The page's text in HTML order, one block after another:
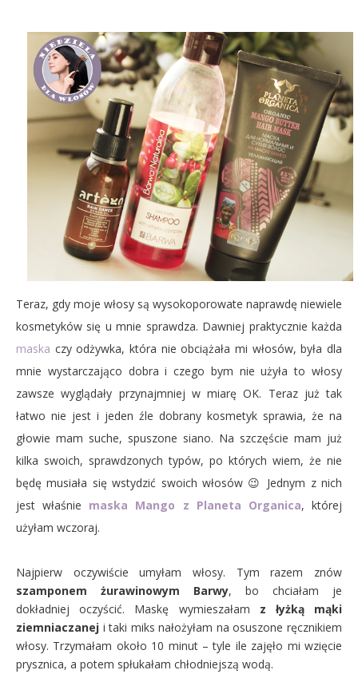
Teraz, gdy moje włosy są wysokoporowate naprawdę niewiele
kosmetyków się u mnie sprawdza. Dawniej praktycznie każda
maska czy odżywka, która nie obciążała mi włosów, była dla
mnie wystarczająco dobra i czego bym nie użyła to włosy
zawsze wyglądały przynajmniej w miarę OK. Teraz już tak
łatwo nie jest i jeden źle dobrany kosmetyk sprawia, że na
głowie mam suche, spuszone siano. Na szczęście mam już
kilka swoich, sprawdzonych typów, po których wiem, że nie
będę musiała się wstydzić swoich włosów 😉 Jednym z nich
jest właśnie maska Mango z Planeta Organica, której
użyłam wczoraj.
Najpierw oczywiście umyłam włosy. Tym razem znów
szamponem żurawinowym Barwy, bo chciałam je
dokładniej oczyścić. Maskę wymieszałam z łyżką mąki
ziemniaczanej i taki miks nałożyłam na osuszone ręcznikiem
włosy. Trzymałam około 10 minut – tyle ile zajęło mi wzięcie
prysznica, a potem spłukałam chłodniejszą wodą.